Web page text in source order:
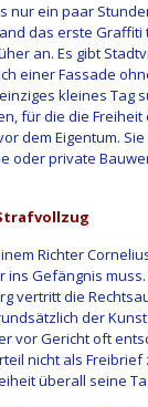
nur ein paar
das erste Graffiti
an. Es gibt
einer Fassade
kleines Tag
für die die
dem Eigentum.
oder private
Richter
ins Gefängnis muss.
vertritt die
der
vor Gericht oft
nicht als Freibrief
überall seine